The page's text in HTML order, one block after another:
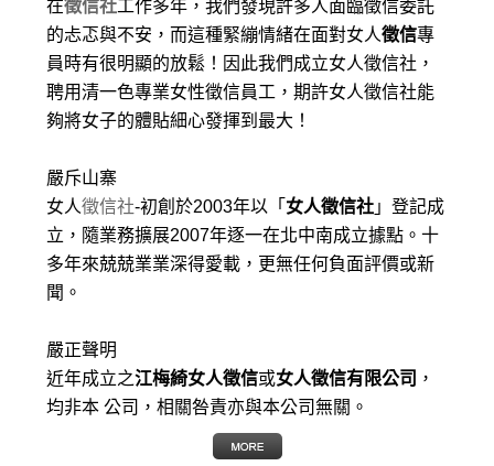
在徵信社工作多年，我們發現許多人面臨徵信委託
的忐忑與不安，而這種緊繃情緒在面對女人徵信專
員時有很明顯的放鬆！因此我們成立女人徵信社，
聘用清一色專業女性徵信員工，期許女人徵信社能
夠將女子的體貼細心發揮到最大 ！
嚴斥山寨
女人徵信社-初創於2003年以「 女人徵信社 」登記成
立，隨業務擴展2007年逐一在北中南成立據點。十
多年來兢兢業業深得愛載，更無任何負面評價或新
聞。
嚴正聲明
近年成立之江梅綺女人徵信或女人徵信有限公司 ，
均非本 公司，相關咎責亦與本公司無關。